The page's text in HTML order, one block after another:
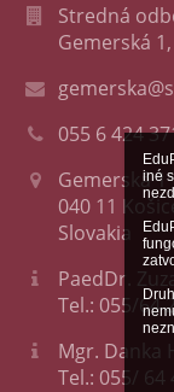
iné
Stredná
Gemerská
055 6 424
Gemerská 1
040 11
Slovakia
PaedDr.
Tel.: 055/64
Mgr. Danka
Tel.: 055/ 64